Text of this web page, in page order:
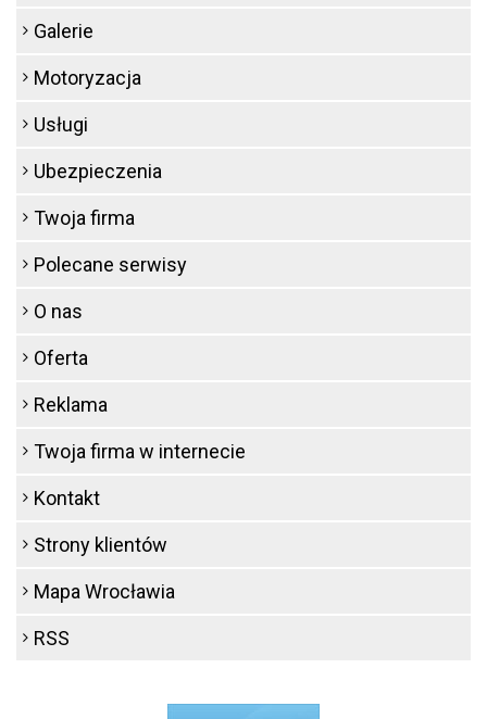
Galerie
Motoryzacja
Usługi
Ubezpieczenia
Twoja firma
Polecane serwisy
O nas
Oferta
Reklama
Twoja firma w internecie
Kontakt
Strony klientów
Mapa Wrocławia
RSS